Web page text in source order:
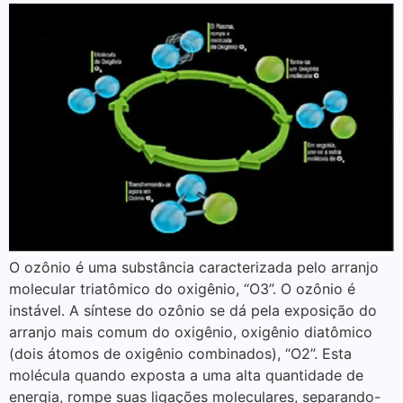
O ozônio é uma substância caracterizada pelo arranjo
molecular triatômico do oxigênio, “O3”. O ozônio é
instável. A síntese do ozônio se dá pela exposição do
arranjo mais comum do oxigênio, oxigênio diatômico
(dois átomos de oxigênio combinados), “O2”. Esta
molécula quando exposta a uma alta quantidade de
energia, rompe suas ligações moleculares, separando-